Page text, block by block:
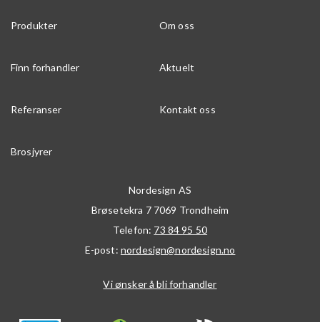
Produkter Om oss
Finn forhandler Aktuelt
Referanser Kontakt oss
Brosjyrer
Nordesign AS
Brøsetekra 7 7069 Trondheim
Telefon: 73 84 95 50
E-post: nordesign@nordesign.no
Vi ønsker å bli forhandler